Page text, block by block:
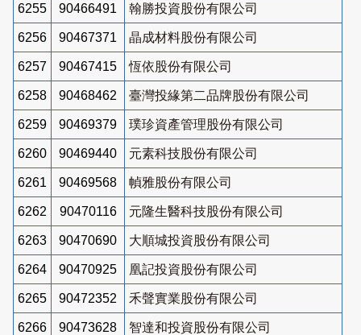
6255 90466491 翰勝投資股份有限公司
6256 90467371 晶成材料股份有限公司
6257 90467415 恆依股份有限公司
6258 90468462 臺灣投緣第二品牌股份有限公司
6259 90469379 璞珍資產管理股份有限公司
6260 90469440 元素科技股份有限公司
6261 90469568 幀雅股份有限公司
6262 90470116 元隆生醫科技股份有限公司
6263 90470690 大順城投資股份有限公司
6264 90470925 凰記投資股份有限公司
6265 90472352 禾聲實業股份有限公司
6266 90473628 智達和投資股份有限公司